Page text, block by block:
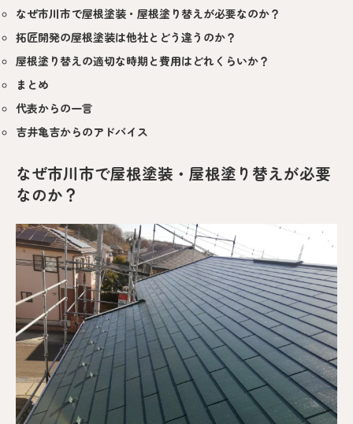
なぜ市川市で屋根塗装・屋根塗り替えが必要なのか？
拓匠開発の屋根塗装は他社とどう違うのか？
屋根塗り替えの適切な時期と費用はどれくらいか？
まとめ
代表からの一言
吉井亀吉からのアドバイス
なぜ市川市で屋根塗装・屋根塗り替えが必要
なのか？